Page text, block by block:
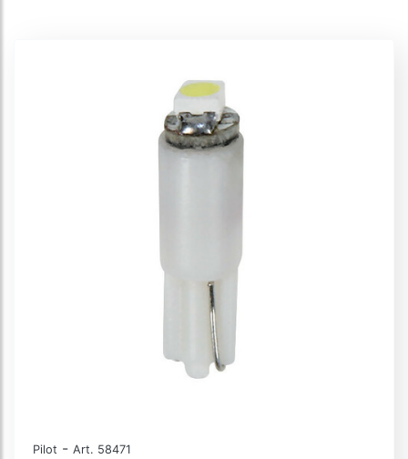
Ampoules LED - Siluro
Ampoules LED - T5
Pilot - Art. 58471